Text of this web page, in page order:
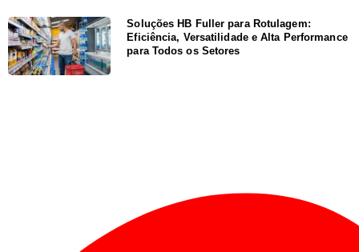
Soluções HB Fuller para Rotulagem:
Eficiência, Versatilidade e Alta Performance
para Todos os Setores